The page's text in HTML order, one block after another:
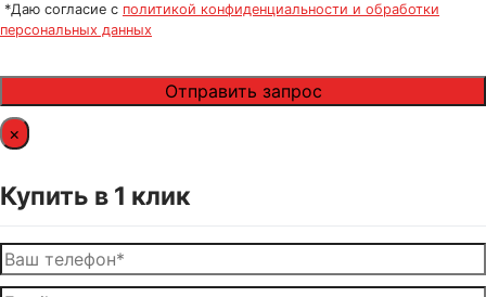
*Даю согласие с политикой конфиденциальности и обработки
персональных данных
×
Купить в 1 клик